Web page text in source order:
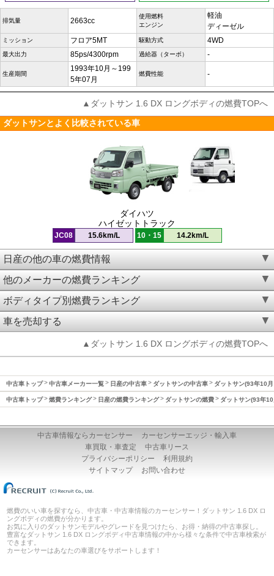
排気量 2663cc
使用燃料
エンジン
軽油
ディーゼル
ミッション フロア5MT 駆動方式 4WD
最大出力 85ps/4300rpm 過給器（ターボ） -
生産期間
1993年10月～199
5年07月
燃費性能 -
▲ダットサン 1.6 DX ロングボディの燃費TOPへ
ダットサンとよく比較されている車
ダイハツ
ハイゼットトラック
JC08 15.6km/L 10・15 14.2km/L
日産の他の車の燃費情報
他のメーカーの燃費ランキング
ボディタイプ別燃費ランキング
車を売却する
▲ダットサン 1.6 DX ロングボディの燃費TOPへ
中古車トップ 中古車メーカー一覧 日産の中古車 ダットサンの中古車 ダットサン(93年10
中古車トップ 燃費ランキング 日産の燃費ランキング ダットサンの燃費 ダットサン(93年
中古車情報ならカーセンサー
カーセンサーエッジ・輸入車
車買取・車査定
中古車リース
プライバシーポリシー
利用規約
サイトマップ
お問い合わせ
燃費のいい車を探すなら、中古車・中古車情報のカーセンサー！ダットサン 1.6 DX ロ
ングボディの燃費が分かります。
お気に入りのダットサンモデルやグレードを見つけたら、お得・納得の中古車探し。
豊富なダットサン 1.6 DX ロングボディ中古車情報の中から様々な条件で中古車検索が
できます。
カーセンサーはあなたの車選びをサポートします！